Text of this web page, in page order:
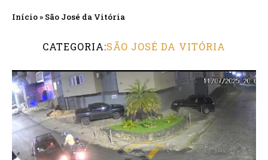
Início» São José da Vitória
CATEGORIA:SÃO JOSÉ DA VITÓRIA